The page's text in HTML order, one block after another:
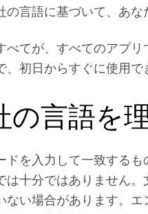
の言語に基づいて、あな
べてが、すべてのアプ
、初日からすぐに使用で
の言語を
ドを入力して一致する
は十分ではありません
ない場合があります。